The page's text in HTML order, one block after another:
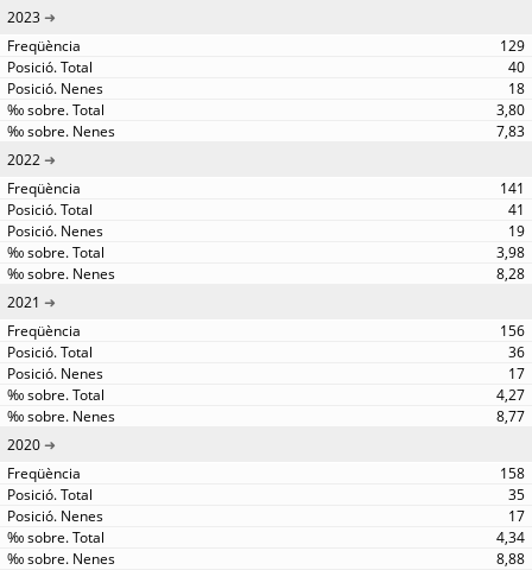
2023
129
40
18
3,80
7,83
2022
141
41
19
3,98
8,28
2021
156
36
17
4,27
8,77
2020
158
35
17
4,34
8,88